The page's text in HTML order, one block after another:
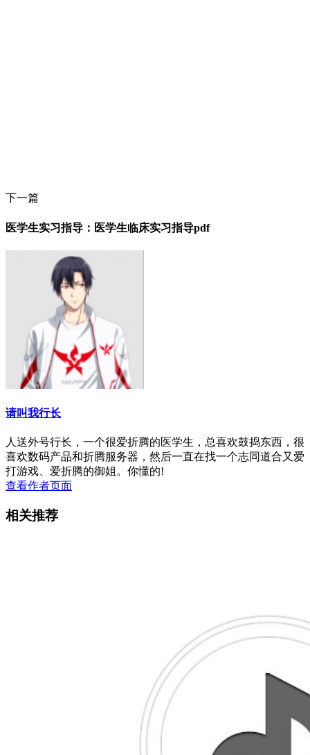
下一篇
医学生实习指导：医学生临床实习指导pdf
请叫我行长
人送外号行长，一个很爱折腾的医学生，总喜欢鼓捣东西，很
喜欢数码产品和折腾服务器，然后一直在找一个志同道合又爱
打游戏、爱折腾的御姐。你懂的!
查看作者页面
相关推荐